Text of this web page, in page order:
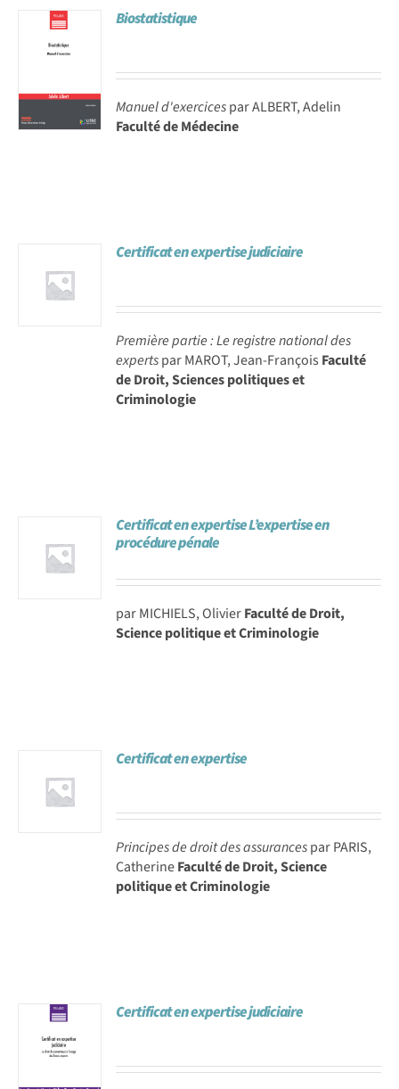
Achat en ligne
Panier WooCommerce
Biostatistique
Manuel d'exercicespar ALBERT, Adelin
Faculté de Médecine
Certificat en expertise judiciaire
Première partie : Le registre national des
expertspar MAROT, Jean-François Faculté
de Droit, Sciences politiques et
Criminologie
Certificat en expertise L’expertise en
procédure pénale
par MICHIELS, OlivierFaculté de Droit,
Science politique et Criminologie
Certificat en expertise
Principes de droit des assurancespar PARIS,
CatherineFaculté de Droit, Science
politique et Criminologie
Certificat en expertise judiciaire